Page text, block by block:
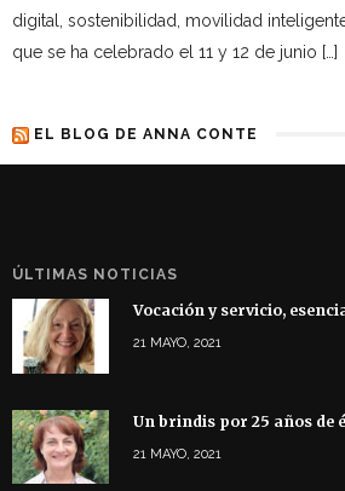
digital, sostenibilidad, movilidad
que se ha celebrado el 11 y 12 de junio […]
EL BLOG DE ANNA CONTE
ÚLTIMAS NOTICIAS
Vocación y servicio,
21 MAYO, 2021
Un brindis por 25 años de
21 MAYO, 2021